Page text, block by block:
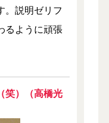
。説明ゼリフ
るように頑張
笑）（高橋光